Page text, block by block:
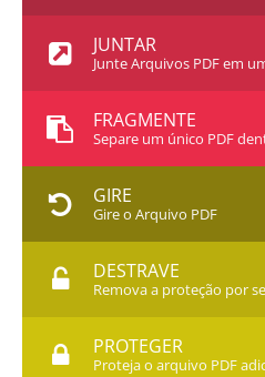
JUNTAR
Junte Arquivos PDF em
FRAGMENTE
Separe um único PDF
GIRE
Gire o Arquivo PDF
DESTRAVE
Remova a proteção por
PROTEGER
Proteja o arquivo PDF